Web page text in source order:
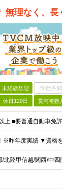
無理なく、長
未経験歓迎 学歴不問
休日120日 賞与複数